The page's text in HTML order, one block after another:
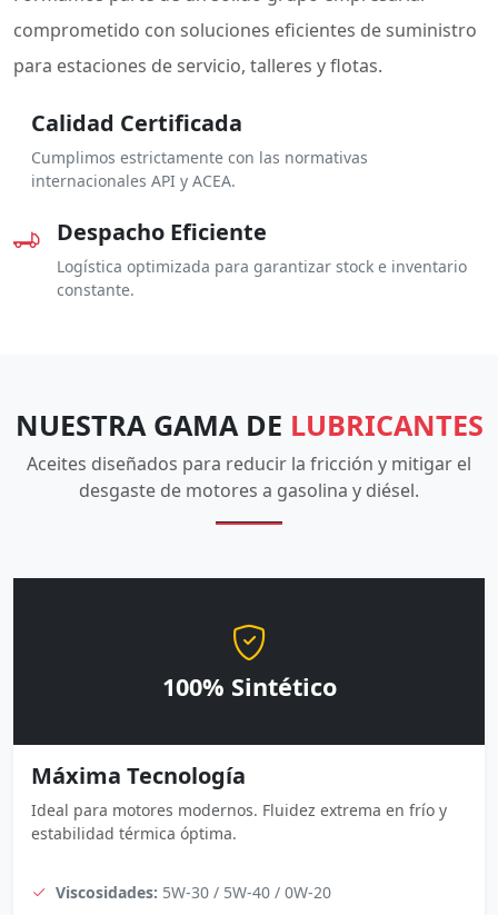
comprometido con soluciones eficientes de suministro
para estaciones de servicio, talleres y flotas.
Calidad Certificada
Cumplimos estrictamente con las normativas
internacionales API y ACEA.
Despacho Eficiente
Logística optimizada para garantizar stock e inventario
constante.
NUESTRA GAMA DE LUBRICANTES
Aceites diseñados para reducir la fricción y mitigar el
desgaste de motores a gasolina y diésel.
100% Sintético
Máxima Tecnología
Ideal para motores modernos. Fluidez extrema en frío y
estabilidad térmica óptima.
Viscosidades: 5W-30 / 5W-40 / 0W-20